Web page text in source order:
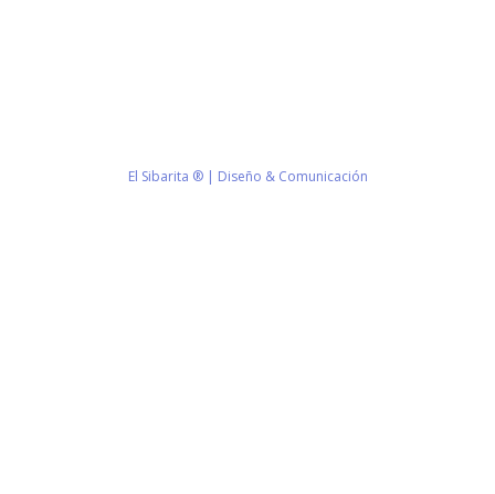
El Sibarita ® | Diseño & Comunicación